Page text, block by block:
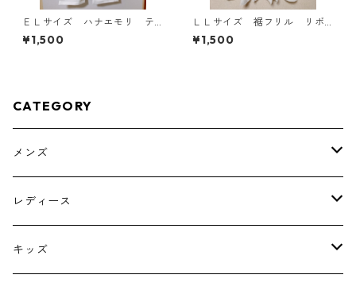
ＥＬサイズ ハナエモリ テ
ーパードパンツ ナース ホ
ワイト KAE-4159
¥1,500
ＬＬサイズ 裾フリル リボ
ン付きタンクトップ オフホ
ワイト KAE-4781
¥1,500
CATEGORY
メンズ
トップス
ボトムス
レディース
トップス
キッズ